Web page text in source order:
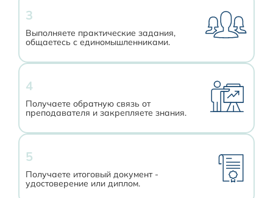
3
Выполняете практические задания,
общаетесь с единомышленниками.
4
Получаете обратную связь от
преподавателя и закрепляете знания.
5
Получаете итоговый документ -
удостоверение или диплом.